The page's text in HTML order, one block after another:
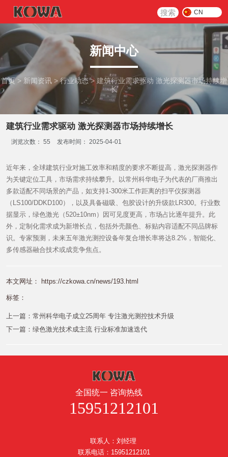
搜索 CN
新闻中心
首页 >新闻资讯 >行业动态 >建筑行业需求驱动 激光探测器市场持续增
长
建筑行业需求驱动 激光探测器市场持续增长
浏览次数： 55 发布时间： 2025-04-01
近年来，全球建筑行业对施工效率和精度的要求不断提高，激光探测器作
为关键定位工具，市场需求持续攀升。以常州科华电子为代表的厂商推出
多款适配不同场景的产品，如支持1-300米工作距离的扫平仪探测器
（LS100/DDKD100），以及具备磁吸、包胶设计的升级款LR300。行业数
据显示，绿色激光（520±10nm）因可见度更高，市场占比逐年提升。此
外，定制化需求成为新增长点，包括外壳颜色、标贴内容适配不同品牌标
识。专家预测，未来五年激光测控设备年复合增长率将达8.2%，智能化、
多传感器融合技术或成竞争焦点。
本文网址： https://czkowa.cn/news/193.html
标签：
上一篇： 常州科华电子成立25周年 专注激光测控技术升级
下一篇： 绿色激光技术成主流 行业标准加速迭代
全国统一 咨询热线
15951212101
联系人：刘经理
联系电话：15951212101